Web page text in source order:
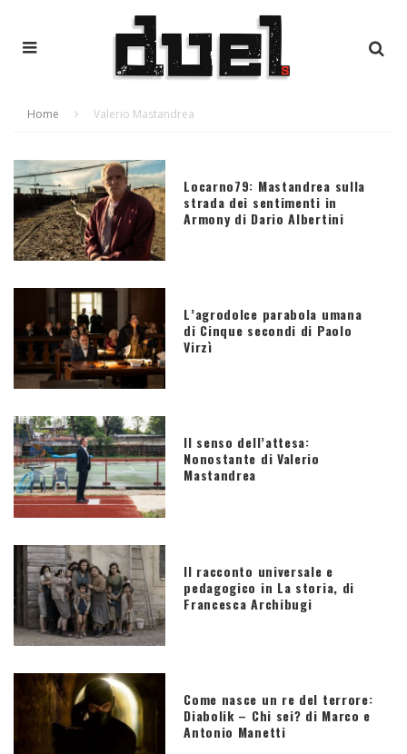
Home Valerio Mastandrea
Locarno79: Mastandrea sulla
strada dei sentimenti in
Armony di Dario Albertini
L’agrodolce parabola umana
di Cinque secondi di Paolo
Virzì
Il senso dell’attesa:
Nonostante di Valerio
Mastandrea
Il racconto universale e
pedagogico in La storia, di
Francesca Archibugi
Come nasce un re del terrore:
Diabolik – Chi sei? di Marco e
Antonio Manetti